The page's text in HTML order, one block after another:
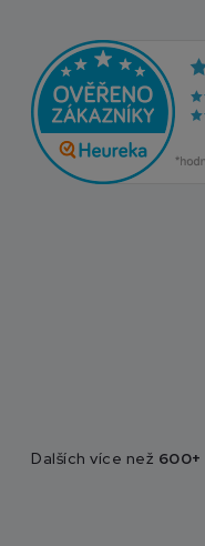
Dalších více než 600+